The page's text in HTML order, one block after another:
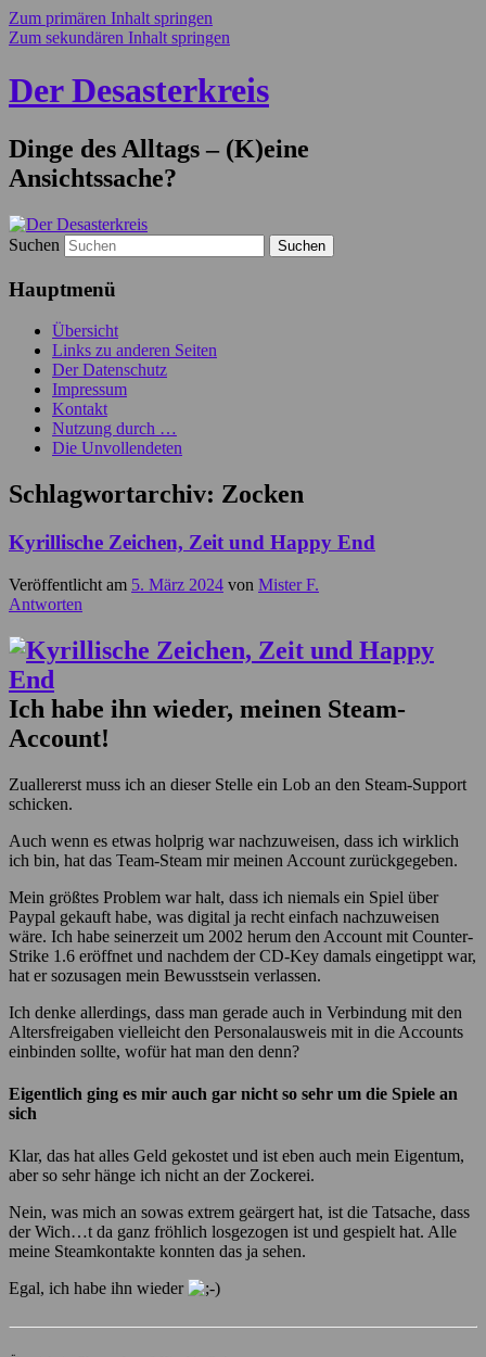
Zum primären Inhalt springen
Zum sekundären Inhalt springen
Der Desasterkreis
Dinge des Alltags – (K)eine
Ansichtssache?
Suchen
Hauptmenü
Übersicht
Links zu anderen Seiten
Der Datenschutz
Impressum
Kontakt
Nutzung durch …
Die Unvollendeten
Schlagwortarchiv: Zocken
Kyrillische Zeichen, Zeit und Happy End
Veröffentlicht am 5. März 2024 von Mister F.
Antworten
Ich habe ihn wieder, meinen Steam-
Account!
Zuallererst muss ich an dieser Stelle ein Lob an den Steam-Support
schicken.
Auch wenn es etwas holprig war nachzuweisen, dass ich wirklich
ich bin, hat das Team-Steam mir meinen Account zurückgegeben.
Mein größtes Problem war halt, dass ich niemals ein Spiel über
Paypal gekauft habe, was digital ja recht einfach nachzuweisen
wäre. Ich habe seinerzeit um 2002 herum den Account mit Counter-
Strike 1.6 eröffnet und nachdem der CD-Key damals eingetippt war,
hat er sozusagen mein Bewusstsein verlassen.
Ich denke allerdings, dass man gerade auch in Verbindung mit den
Altersfreigaben vielleicht den Personalausweis mit in die Accounts
einbinden sollte, wofür hat man den denn?
Eigentlich ging es mir auch gar nicht so sehr um die Spiele an
sich
Klar, das hat alles Geld gekostet und ist eben auch mein Eigentum,
aber so sehr hänge ich nicht an der Zockerei.
Nein, was mich an sowas extrem geärgert hat, ist die Tatsache, dass
der Wich…t da ganz fröhlich losgezogen ist und gespielt hat. Alle
meine Steamkontakte konnten das ja sehen.
Egal, ich habe ihn wieder